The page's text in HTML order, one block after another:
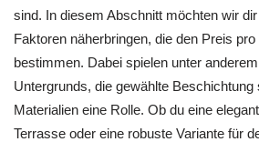
sind. In diesem Abschnitt möchten wir
Faktoren näherbringen, die den Preis
bestimmen. Dabei spielen unter
Untergrunds, die gewählte Beschichtung
Materialien eine Rolle. Ob du eine
Terrasse oder eine robuste Variante für